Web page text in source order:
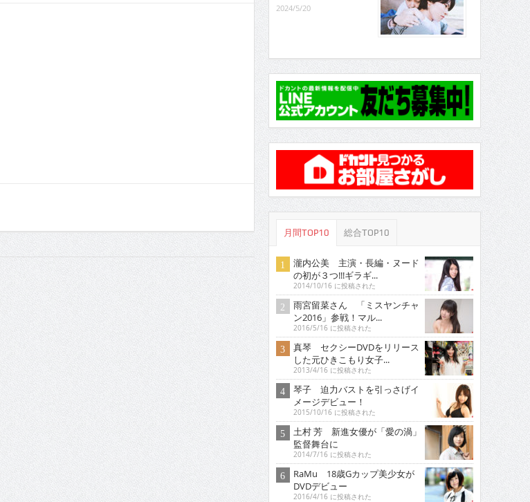
2024/5/20
月間TOP10 総合TOP10
瀧内公美 主演・長編・ヌード
の初が３つ!!!ギラギ...
2014/10/16 に投稿された
雨宮留菜さん 「ミスヤンチャ
ン2016」参戦！マル...
2016/5/16 に投稿された
真琴 セクシーDVDをリリース
した元ひきこもり女子...
2013/4/16 に投稿された
琴子 迫力バストを引っさげイ
メージデビュー！
2015/10/16 に投稿された
土村 芳 新進女優が「愛の渦」
監督舞台に
2014/7/16 に投稿された
RaMu 18歳Gカップ美少女が
DVDデビュー
2016/4/16 に投稿された